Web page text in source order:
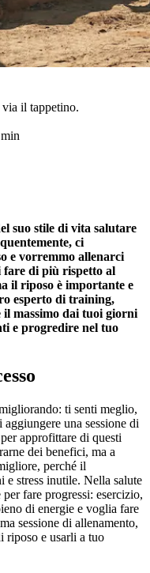
il tappetino.
suo stile di vita salutare
ci
e vorremmo allenarci
fare di più rispetto al
il riposo è importante e
esperto di training,
il massimo dai tuoi giorni
e progredire nel tuo
ti senti meglio,
una sessione di
approfittare di questi
dei benefici, ma a
perché il
e stress inutile. Nella salute
fare progressi: esercizio,
di energie e voglia fare
sessione di allenamento,
riposo e usarli a tuo